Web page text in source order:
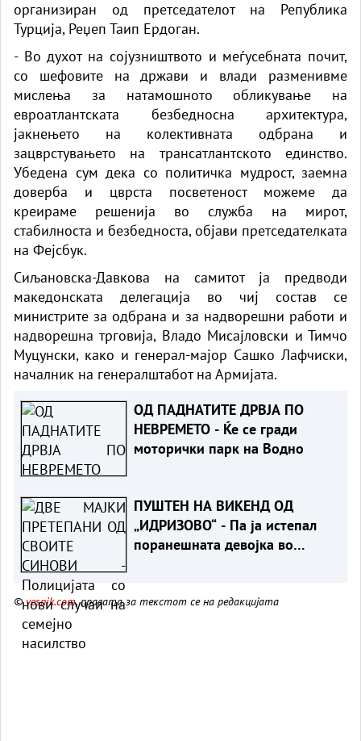
организиран од претседателот на Република
Турција, Реџеп Таип Ердоган.
- Во духот на сојузништвото и меѓусебната почит,
со шефовите на држави и влади разменивме
мислења за натамошното обликување на
евроатлантската безбедносна архитектура,
јакнењето на колективната одбрана и
зацврстувањето на трансатлантското единство.
Убедена сум дека со политичка мудрост, заемна
доверба и цврста посветеност можеме да
креираме решенија во служба на мирот,
стабилноста и безбедноста, објави претседателката
на Фејсбук.
Сиљановска-Давкова на самитот ја предводи
македонската делегација во чиј состав се
министрите за одбрана и за надворешни работи и
надворешна трговија, Владо Мисајловски и Тимчо
Муцунски, како и генерал-мајор Сашко Лафчиски,
началник на генералштабот на Армијата.
ОД ПАДНАТИТЕ ДРВЈА ПО
НЕВРЕМЕТО - Ќе се гради
моторички парк на Водно
ПУШТЕН НА ВИКЕНД ОД
„ИДРИЗОВО“ - Па ја истепал
поранешната девојка во
©vesnik.com, правата за текстот се на редакцијата